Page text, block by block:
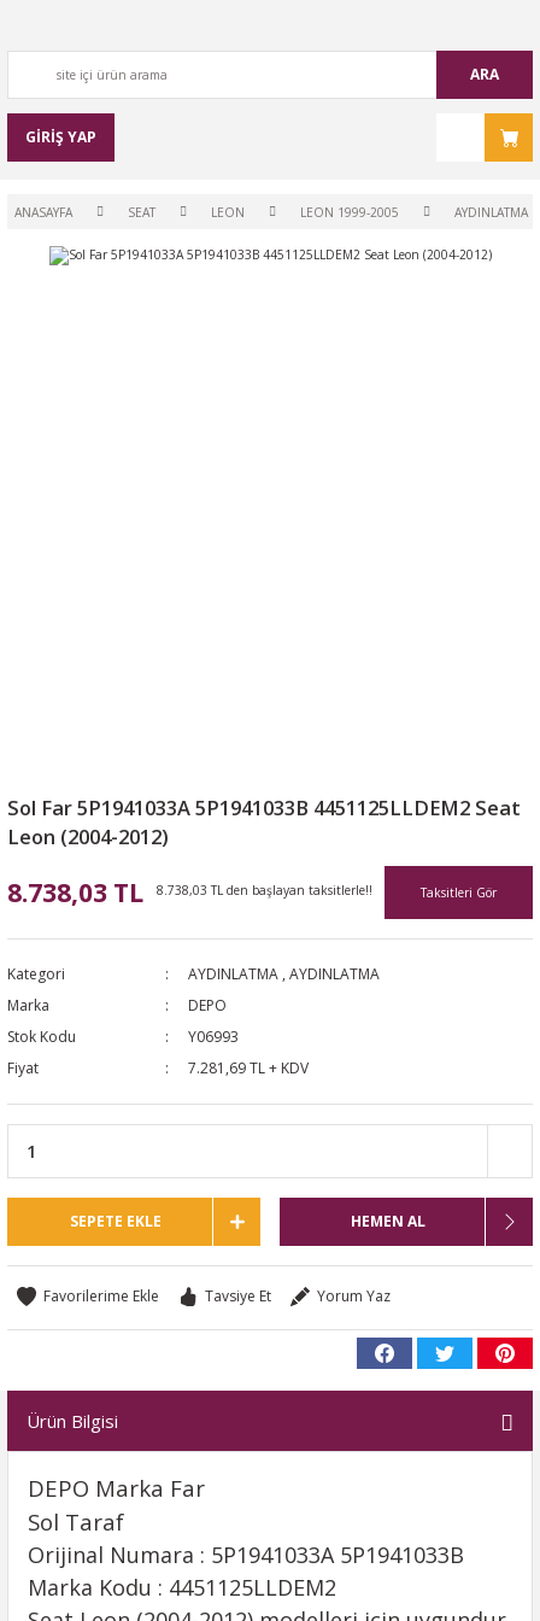
ARA
GİRİŞ YAP
ANASAYFA SEAT LEON LEON 1999-2005 AYDINLATMA
Sol Far 5P1941033A 5P1941033B 4451125LLDEM2 Seat
Leon (2004-2012)
8.738,03 TL 8.738,03 TL den başlayan taksitlerle!! Taksitleri Gör
Kategori AYDINLATMA , AYDINLATMA
Marka
DEPO
Stok Kodu
Y06993
Fiyat
7.281,69 TL + KDV
SEPETE EKLE HEMEN AL
Tavsiye Et Yorum Yaz
Ürün Bilgisi
DEPO Marka Far
Sol Taraf
Orijinal Numara : 5P1941033A 5P1941033B
Marka Kodu : 4451125LLDEM2